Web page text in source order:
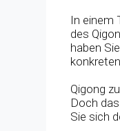
In einem
des
haben
Qigong
Doch
Sie sich